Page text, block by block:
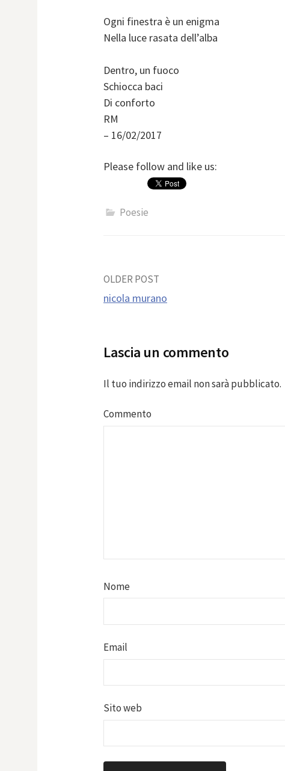
Ogni finestra è un enigma
Nella luce rasata dell’alba
Dentro, un fuoco
Schiocca baci
Di conforto
RM
– 16/02/2017
Please follow and like us:
Poesie
Post
OLDER POST
nicola murano
Lascia un commento
Il tuo indirizzo email non sarà pubblicato.
Commento
Nome
Email
Sito web